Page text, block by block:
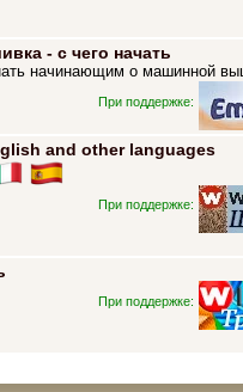
- с чего начать
начинающим о машинной
При поддержке:
and other languages
При поддержке:
При поддержке: